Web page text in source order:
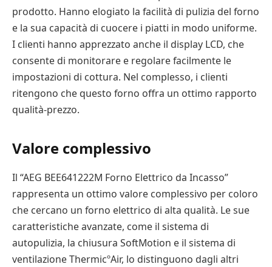
prodotto. Hanno elogiato la facilità di pulizia del forno
e la sua capacità di cuocere i piatti in modo uniforme.
I clienti hanno apprezzato anche il display LCD, che
consente di monitorare e regolare facilmente le
impostazioni di cottura. Nel complesso, i clienti
ritengono che questo forno offra un ottimo rapporto
qualità-prezzo.
Valore complessivo
Il “AEG BEE641222M Forno Elettrico da Incasso”
rappresenta un ottimo valore complessivo per coloro
che cercano un forno elettrico di alta qualità. Le sue
caratteristiche avanzate, come il sistema di
autopulizia, la chiusura SoftMotion e il sistema di
ventilazione ThermicºAir, lo distinguono dagli altri